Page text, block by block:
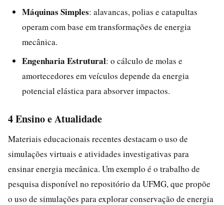
Máquinas Simples: alavancas, polias e catapultas
operam com base em transformações de energia
mecânica.
Engenharia Estrutural: o cálculo de molas e
amortecedores em veículos depende da energia
potencial elástica para absorver impactos.
4 Ensino e Atualidade
Materiais educacionais recentes destacam o uso de
simulações virtuais e atividades investigativas para
ensinar energia mecânica. Um exemplo é o trabalho de
pesquisa disponível no repositório da UFMG, que propõe
o uso de simulações para explorar conservação de energia